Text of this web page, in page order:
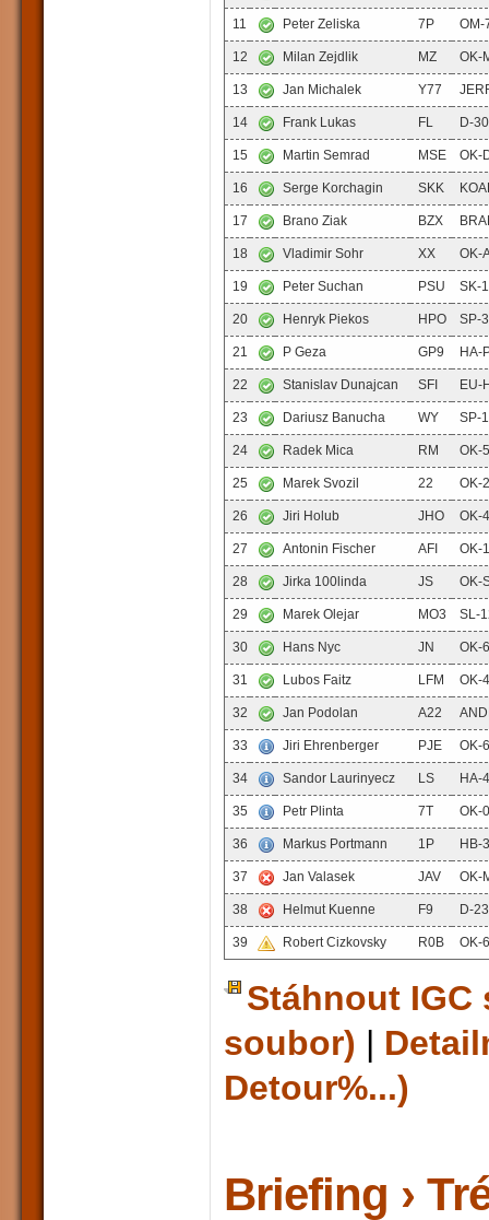
11 Peter Zeliska 7P OM-
12 Milan Zejdlik MZ OK-
13 Jan Michalek Y77
14 Frank Lukas FL D-
15 Martin Semrad MSE OK-
16 Serge Korchagin SKK
17 Brano Ziak BZX
18 Vladimir Sohr XX OK-
19 Peter Suchan PSU SK-
20 Henryk Piekos HPO SP-
21 P Geza GP9 HA-
22 Stanislav Dunajcan SFI EU-
23 Dariusz Banucha WY SP-
24 Radek Mica RM OK-
25 Marek Svozil 22 OK-
26 Jiri Holub JHO OK-
27 Antonin Fischer AFI OK-
28 Jirka 100linda JS OK-
29 Marek Olejar MO3 SL-
30 Hans Nyc JN OK-
31 Lubos Faitz LFM OK-
32 Jan Podolan A22
33 Jiri Ehrenberger PJE OK-
34 Sandor Laurinyecz LS HA-
35 Petr Plinta 7T OK-
36 Markus Portmann 1P HB-
37 Jan Valasek JAV OK-
38 Helmut Kuenne F9 D-
39 Robert Cizkovsky R0B OK-
Stáhnout
soubor) |
Detour%...)
Briefing ›